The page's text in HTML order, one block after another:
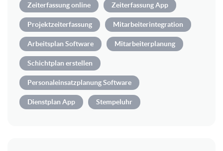
Zeiterfassung online Zeiterfassung App
Projektzeiterfassung Mitarbeiterintegration
Arbeitsplan Software Mitarbeiterplanung
Schichtplan erstellen
Personaleinsatzplanung Software
Dienstplan App Stempeluhr